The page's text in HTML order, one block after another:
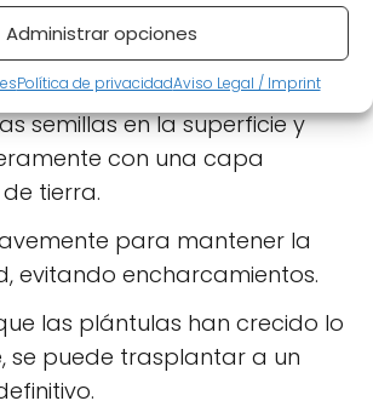
Administrar opciones
Política de privacidadAviso Legal / Imprint
el suelo, asegurando que esté
de malas hierbas.
semillas en la superficie y
con una capa
tierra.
para mantener la
evitando encharcamientos.
las plántulas han crecido lo
se puede trasplantar a un